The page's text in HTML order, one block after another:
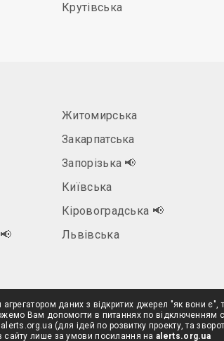
Крутівська
📢
Житомирська
Закарпатська
Запорізька 📢
Київська
Кіровоградська 📢
Львівська
агрегатором даних з відкритих джерел "як вони є",
Вам допомогти в питаннях по відключенням
(для ідей по розвитку проекту, та
сайту лише за умови посилання наalerts.org.ua